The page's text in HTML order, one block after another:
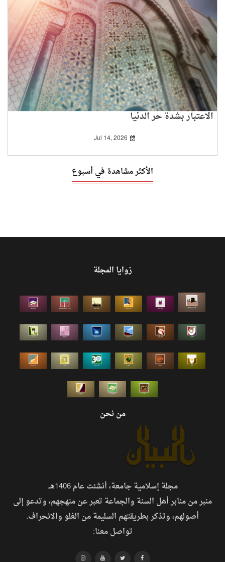
الاعتبار بشدة حر الدنيا
Jul 14, 2026
الأكثر مشاهدة في أسبوع
زوايا المجلة
من نحن
مجلة إسلامية جامعة، أنشئت عام 1406هـ.
منبر من منابر أهل السنة والجماعة تعبر عن منهجهم، وتدعو إلى
أصولهم، وتذكر بطريقتهم السليمة من الغلو والانحراف.
تواصل معنا: